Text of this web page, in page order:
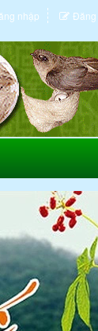
nhập Đăng